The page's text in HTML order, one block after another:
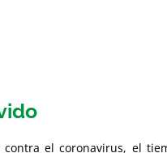
el coronavirus, el